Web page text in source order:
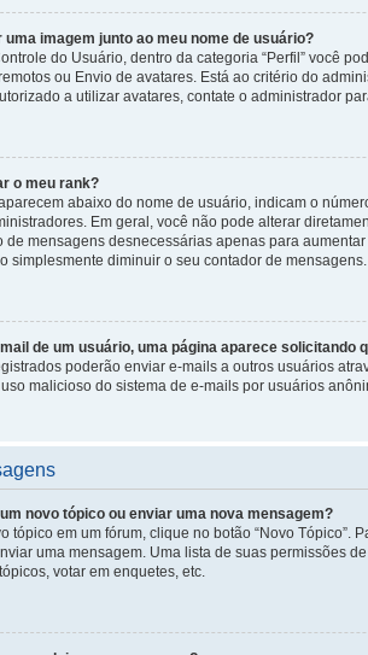
imagem junto ao meu nome de usuário?
do Usuário, dentro da categoria “Perfil” você
ou Envio de avatares. Está ao critério do
a utilizar avatares, contate o administrador
o meu rank?
abaixo do nome de usuário, indicam o
Em geral, você não pode alterar
de mensagens desnecessárias apenas para
simplesmente diminuir o seu contador de mensagens.
de um usuário, uma página aparece solicitando
poderão enviar e-mails a outros usuários
malicioso do sistema de e-mails por usuários
novo tópico ou enviar uma nova mensagem?
tópico em um fórum, clique no botão “Novo Tópico”.
uma mensagem. Uma lista de suas permissões
votar em enquetes, etc.